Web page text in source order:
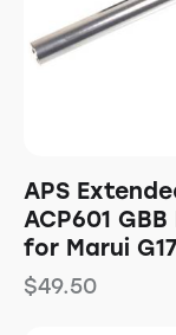
APS
ACP601
for Marui
$49.50